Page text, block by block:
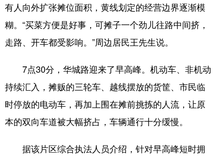
有人向外扩张摊位面积，黄线划定的经营边界逐渐模
糊。“买菜方便是好事，可摊子一个劲儿往路中间挤，
走路、开车都受影响。”周边居民王先生说。
7点30分，华城路迎来了早高峰。机动车、非机动
持续汇入，摊贩的三轮车、越线摆放的货筐、市民临
时停放的电动车，再加上围在摊前挑拣的人流，让原
本的双向车道被大幅挤占，车辆通行十分缓慢。
据该片区综合执法人员介绍，针对早高峰短时拥